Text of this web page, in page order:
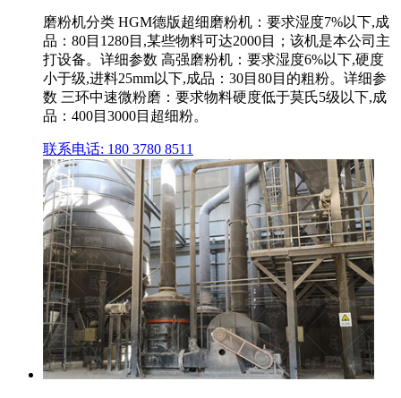
磨粉机分类 HGM德版超细磨粉机：要求湿度7%以下,成
品：80目1280目,某些物料可达2000目；该机是本公司主
打设备。详细参数 高强磨粉机：要求湿度6%以下,硬度
小于级,进料25mm以下,成品：30目80目的粗粉。详细参
数 三环中速微粉磨：要求物料硬度低于莫氏5级以下,成
品：400目3000目超细粉。
联系电话: 180 3780 8511